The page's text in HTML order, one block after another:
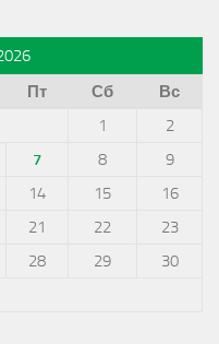
Пт Сб
Вс
1
2
7 8
9
14 15
16
21 22
23
28 29
30